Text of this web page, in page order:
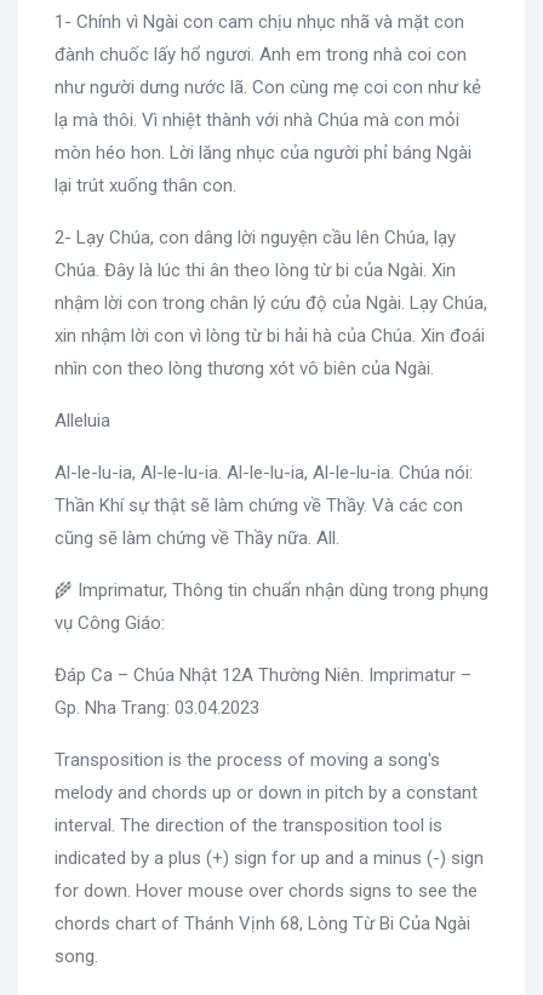
1- Chính vì Ngài con cam chịu nhục nhã và mặt con
đành chuốc lấy hổ ngươi. Anh em trong nhà coi con
như người dưng nước lã. Con cùng mẹ coi con như kẻ
lạ mà thôi. Vì nhiệt thành với nhà Chúa mà con mỏi
mòn héo hon. Lời lăng nhục của người phỉ báng Ngài
lại trút xuống thân con.
2- Lạy Chúa, con dâng lời nguyện cầu lên Chúa, lạy
Chúa. Đây là lúc thi ân theo lòng từ bi của Ngài. Xin
nhậm lời con trong chân lý cứu độ của Ngài. Lạy Chúa,
xin nhậm lời con vì lòng từ bi hải hà của Chúa. Xin đoái
nhìn con theo lòng thương xót vô biên của Ngài.
Alleluia
Al-le-lu-ia, Al-le-lu-ia. Al-le-lu-ia, Al-le-lu-ia. Chúa nói:
Thần Khí sự thật sẽ làm chứng về Thầy. Và các con
cũng sẽ làm chứng về Thầy nữa. All.
🌾 Imprimatur, Thông tin chuẩn nhận dùng trong phụng
vụ Công Giáo:
Đáp Ca – Chúa Nhật 12A Thường Niên. Imprimatur –
Gp. Nha Trang: 03.04.2023
Transposition is the process of moving a song's
melody and chords up or down in pitch by a constant
interval. The direction of the transposition tool is
indicated by a plus (+) sign for up and a minus (-) sign
for down. Hover mouse over chords signs to see the
chords chart of Thánh Vịnh 68, Lòng Từ Bi Của Ngài
song.